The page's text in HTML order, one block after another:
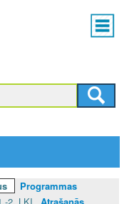
Main
menu
Programmas
2. LKI
Atrašanās